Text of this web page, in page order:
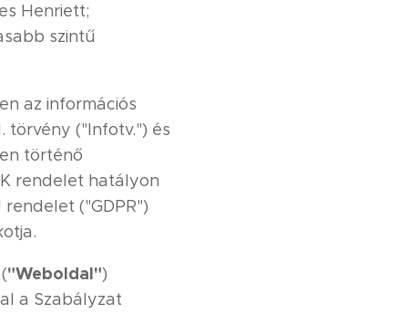
Henriett;
szintű
az információs
törvény ("Infotv.") és
történő
rendelet hatályon
("GDPR")
"Weboldal")
a Szabályzat